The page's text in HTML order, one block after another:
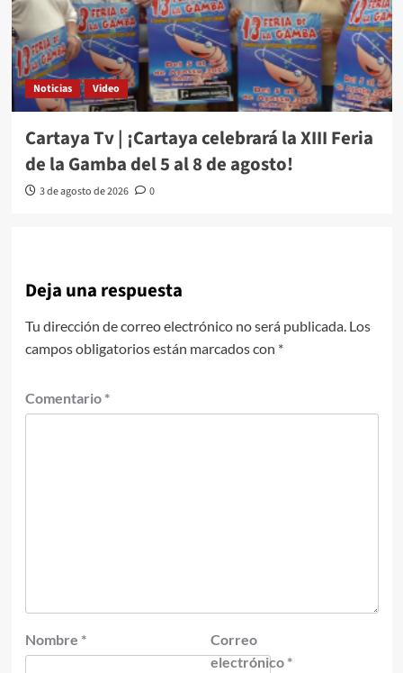
Noticias Video
Cartaya Tv | ¡Cartaya celebrará la XIII Feria
de la Gamba del 5 al 8 de agosto!
3 de agosto de 2026 0
Deja una respuesta
Tu dirección de correo electrónico no será publicada. Los
campos obligatorios están marcados con *
Comentario *
Nombre *
Correo
electrónico *